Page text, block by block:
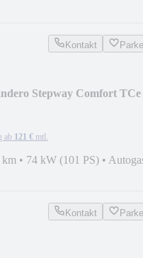
Kontakt
Stepway Comfort TCe
ab 121 € mtl.
km • 74 kW (101 PS) •
Kontakt